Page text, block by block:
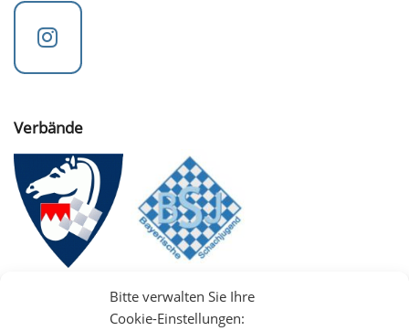
Bitte verwalten Sie Ihre
Cookie-Einstellungen:
Verbände